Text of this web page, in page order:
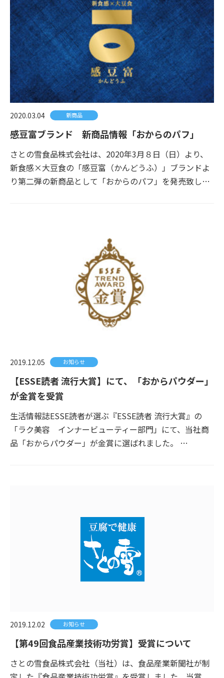
2020.03.04 新商品
感豆富ブランド 新商品情報「おからのパフ」
さとの雪食品株式会社は、2020年3月８日（日）より、
新食感×大豆食の「感豆富（かんどうふ）」ブランドよ
り第二弾の新商品として「おからのパフ」を発売致し…
2019.12.05 お知らせ
【ESSE読者 流行大賞】にて、「おからパウダー」
が金賞を受賞
生活情報誌ESSE読者が選ぶ『ESSE読者 流行大賞』の
「ラク美容 インナービューティー部門」にて、当社商
品「おからパウダー」が金賞に選ばれました。 …
2019.12.02 お知らせ
【第49回食品産業技術功労賞】受賞について
さとの雪食品株式会社（当社）は、食品産業新聞社が制